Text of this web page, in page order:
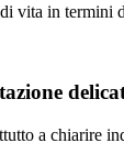
vita in termini
a chiarire